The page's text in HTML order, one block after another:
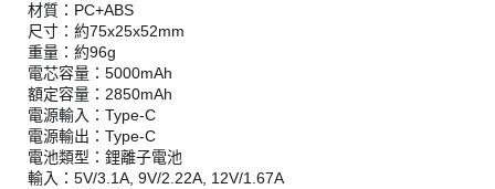
材質：PC+ABS
尺寸：約75x25x52mm
重量：約96g
電芯容量：5000mAh
額定容量：2850mAh
電源輸入：Type-C
電源輸出：Type-C
電池類型：鋰離子電池
輸入：5V/3.1A, 9V/2.22A, 12V/1.67A